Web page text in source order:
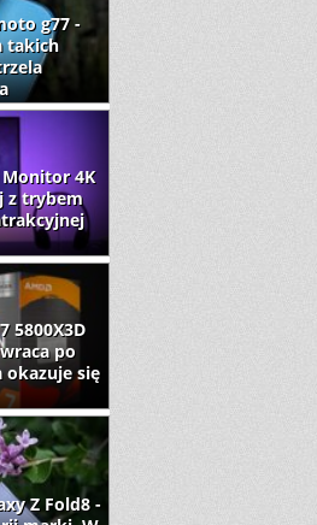
g77 -
takich
Monitor 4K
z trybem
5800X3D
po
okazuje się
Z Fold8 -